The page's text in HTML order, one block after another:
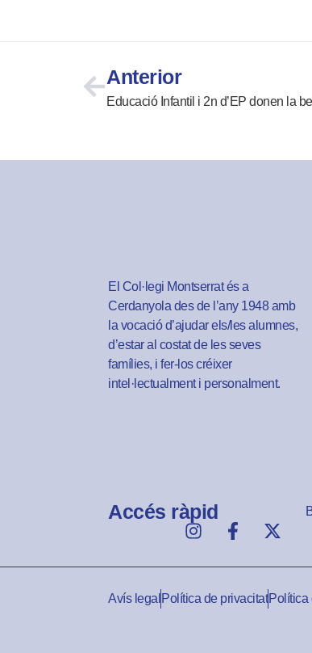
Anterior
Educació Infantil i 2n d’EP donen la
El Col·legi Montserrat és a
Cerdanyola des de l’any 1948 amb
la vocació d’ajudar els/les alumnes,
d’estar al costat de les seves
famílies, i fer-los créixer
intel·lectualment i personalment.
Accés ràpid
Avís legal Política de privacitatPolítica